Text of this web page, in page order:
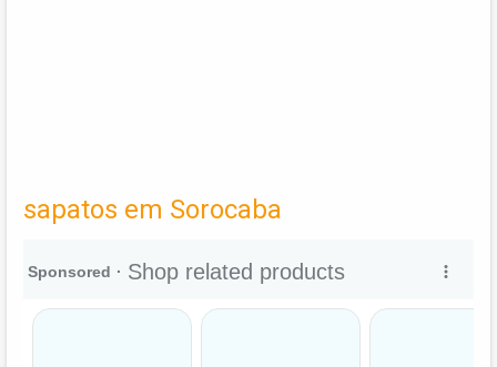
sapatos em Sorocaba